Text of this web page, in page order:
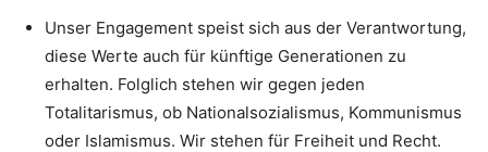
Unser Engagement speist sich aus der Verantwortung,
diese Werte auch für künftige Generationen zu
erhalten. Folglich stehen wir gegen jeden
Totalitarismus, ob Nationalsozialismus, Kommunismus
oder Islamismus. Wir stehen für Freiheit und Recht.